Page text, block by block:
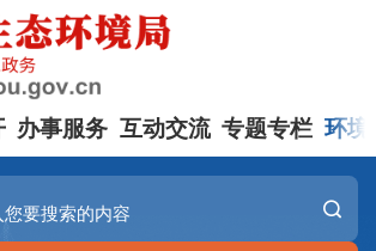
办事服务 互动交流 专题专栏 环境